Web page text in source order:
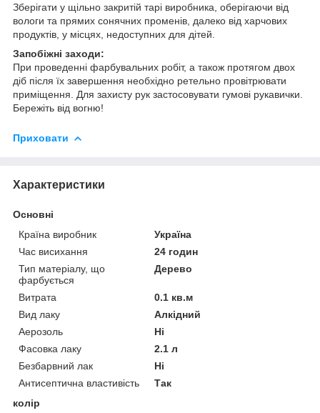
Зберігати у щільно закритій тарі виробника, оберігаючи від
вологи та прямих сонячних променів, далеко від харчових
продуктів, у місцях, недоступних для дітей.
Запобіжні заходи:
При проведенні фарбувальних робіт, а також протягом двох
діб після їх завершення необхідно ретельно провітрювати
приміщення. Для захисту рук застосовувати гумові рукавички.
Бережіть від вогню!
Приховати
Характеристики
Основні
Країна виробник
Україна
Час висихання
24 годин
Тип матеріалу, що
фарбується
Дерево
Витрата
0.1 кв.м
Вид лаку
Алкідний
Аерозоль
Ні
Фасовка лаку
2.1 л
Безбарвний лак
Ні
Антисептична властивість
Так
колір